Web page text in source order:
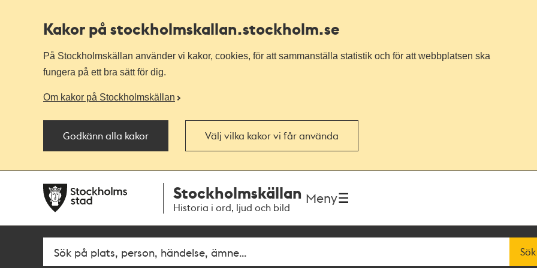
Kakor på stockholmskallan.stockholm.se
På Stockholmskällan använder vi kakor, cookies, för att sammanställa statistik och för att webbplatsen ska
fungera på ett bra sätt för dig.
Om kakor på Stockholmskällan
Godkänn alla kakor Välj vilka kakor vi får använda
navigationen
huvudinnehållet
Stockholmskällan
Historia i ord, ljud och bild
Meny
Fritextsök Sök